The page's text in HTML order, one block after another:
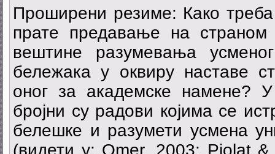
Проширени резиме: Како
прате предавање на страном
вештине разумевања
бележака у оквиру наставе
оног за академске намене?
бројни су радови којима се
белешке и разумети усмена